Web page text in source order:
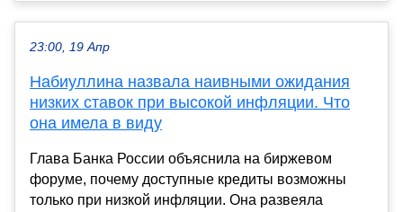
23:00, 19 Апр
Набиуллина назвала наивными ожидания
низких ставок при высокой инфляции. Что
она имела в виду
Глава Банка России объяснила на биржевом
форуме, почему доступные кредиты возможны
только при низкой инфляции. Она развеяла